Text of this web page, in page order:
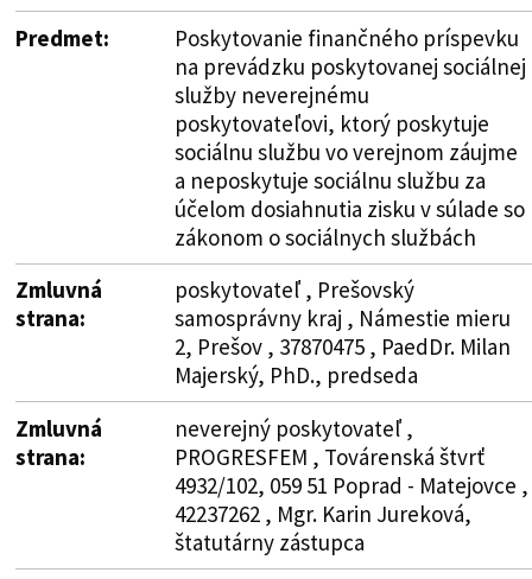
Predmet:
Poskytovanie finančného príspevku
na prevádzku poskytovanej sociálnej
služby neverejnému
poskytovateľovi, ktorý poskytuje
sociálnu službu vo verejnom záujme
a neposkytuje sociálnu službu za
účelom dosiahnutia zisku v súlade so
zákonom o sociálnych službách
Zmluvná
strana:
poskytovateľ , Prešovský
samosprávny kraj , Námestie mieru
2, Prešov , 37870475 , PaedDr. Milan
Majerský, PhD., predseda
Zmluvná
strana:
neverejný poskytovateľ ,
PROGRESFEM , Továrenská štvrť
4932/102, 059 51 Poprad - Matejovce ,
42237262 , Mgr. Karin Jureková,
štatutárny zástupca